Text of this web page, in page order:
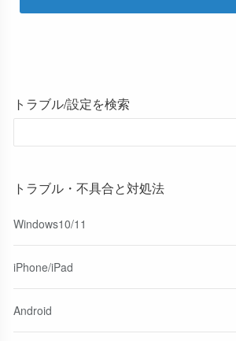
トラブル/設定を検索
トラブル・不具合と対処法
Windows10/11
iPhone/iPad
Android